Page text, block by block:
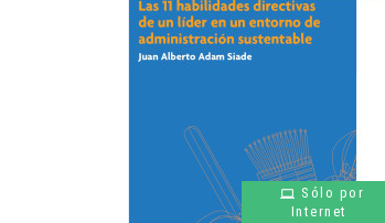
Sólo por
Internet